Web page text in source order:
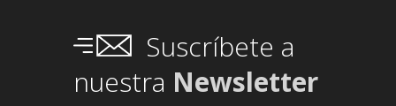
Suscríbete a
nuestra Newsletter